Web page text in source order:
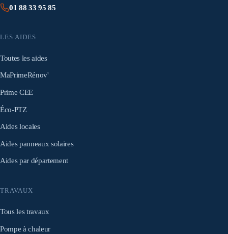
01 88 33 95 85
LES AIDES
Toutes les aides
MaPrimeRénov'
Prime CEE
Éco-PTZ
Aides locales
Aides panneaux solaires
Aides par département
TRAVAUX
Tous les travaux
Pompe à chaleur